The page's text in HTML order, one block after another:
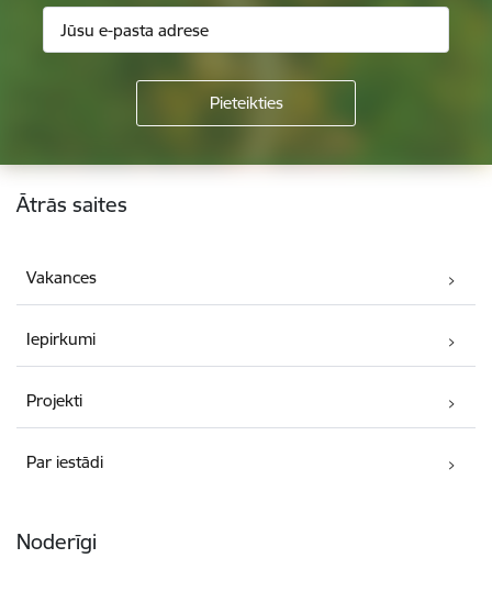
Kājene
Ātrās saites
Vakances
Iepirkumi
Projekti
Par iestādi
Noderīgi